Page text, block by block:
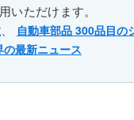
いただけます。
、
自動車部品 300品目の
の最新ニュース